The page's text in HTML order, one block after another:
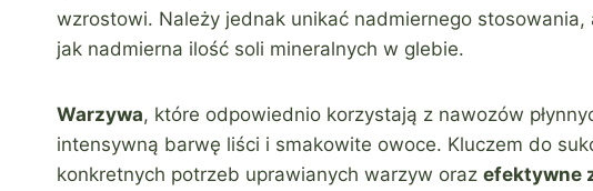
wzrostowi. Należy jednak unikać nadmiernego
jak nadmierna ilość soli mineralnych w glebie.
Warzywa, które odpowiednio korzystają z nawozów
intensywną barwę liści i smakowite owoce. Kluczem do
konkretnych potrzeb uprawianych warzyw oraz efektywne